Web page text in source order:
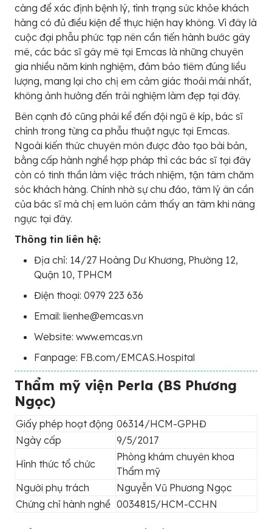
càng để xác định bệnh lý, tình trạng sức khỏe khách
hàng có đủ điều kiện để thực hiện hay không. Vì đây là
cuộc đại phẫu phức tạp nên cần tiến hành bước gây
mê, các bác sĩ gây mê tại Emcas là những chuyên
gia nhiều năm kinh nghiệm, đảm bảo tiêm đúng liều
lượng, mang lại cho chị em cảm giác thoải mái nhất,
không ảnh hưởng đến trải nghiệm làm đẹp tại đây.
Bên cạnh đó cũng phải kể đến đội ngũ ê kíp, bác sĩ
chính trong từng ca phẫu thuật ngực tại Emcas.
Ngoài kiến thức chuyên môn được đào tạo bài bản,
bằng cấp hành nghề hợp pháp thì các bác sĩ tại đây
còn có tinh thần làm việc trách nhiệm, tận tâm chăm
sóc khách hàng. Chính nhờ sự chu đáo, tâm lý ân cần
của bác sĩ mà chị em luôn cảm thấy an tâm khi nâng
ngực tại đây.
Thông tin liên hệ:
Địa chỉ: 14/27 Hoàng Dư Khương, Phường 12,
Quận 10, TPHCM
Điện thoại: 0979 223 636
Email: lienhe@emcas.vn
Website: www.emcas.vn
Fanpage: FB.com/EMCAS.Hospital
Thẩm mỹ viện Perla (BS Phương
Ngọc)
Giấy phép hoạt động 06314/HCM-GPHĐ
Ngày cấp
9/5/2017
Hình thức tổ chức
Phòng khám chuyên khoa
Thẩm mỹ
Người phụ trách
Nguyễn Vũ Phương Ngọc
Chứng chỉ hành nghề 0034815/HCM-CCHN